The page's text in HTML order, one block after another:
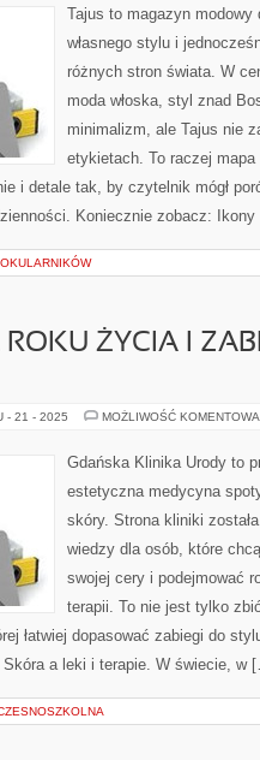
Tajus to magazyn
własnego stylu i
różnych stron świata. W
moda włoska, styl znad
minimalizm, ale Tajus nie
etykietach. To raczej
i detale tak, by czytelnik mógł
Koniecznie zobacz:
ŻYCIA I
- 21 - 2025 MOŻLIWOŚĆ
Gdańska Klinika Urody to
estetyczna medycyna
skóry. Strona kliniki
wiedzy dla osób, które
swojej cery i podejmować
terapii. To nie jest tylko
łatwiej dopasować zabiegi do
a leki i terapie. W świecie, w